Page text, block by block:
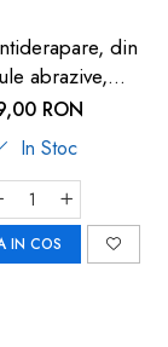
din
abrazive,
5m, neagra
RON
In Stoc
IN COS